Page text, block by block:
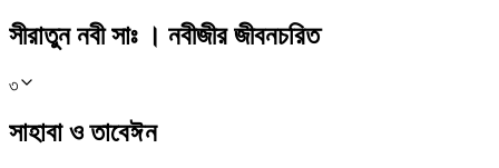
সীরাতুন নবী সাঃ । নবীজীর জীবনচরিত
৩
সাহাবা ও তাবেঈন